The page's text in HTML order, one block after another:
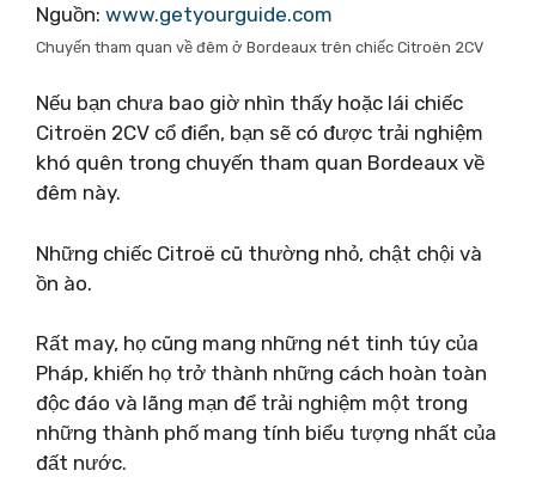
Nguồn: www.getyourguide.com
Chuyến tham quan về đêm ở Bordeaux trên chiếc Citroën 2CV
Nếu bạn chưa bao giờ nhìn thấy hoặc lái chiếc
Citroën 2CV cổ điển, bạn sẽ có được trải nghiệm
khó quên trong chuyến tham quan Bordeaux về
đêm này.
Những chiếc Citroë cũ thường nhỏ, chật chội và
ồn ào.
Rất may, họ cũng mang những nét tinh túy của
Pháp, khiến họ trở thành những cách hoàn toàn
độc đáo và lãng mạn để trải nghiệm một trong
những thành phố mang tính biểu tượng nhất của
đất nước.